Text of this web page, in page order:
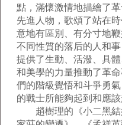
點，滿懷激情地描繪了
先進人物，歌頌了站在
意地有區別、有分寸地
不同性質的落后的人和
提供了生動、活潑、具
和美學的力量推動了革
們的階級覺悟和斗爭勇
的戰士所能夠起到和應該
趙樹理的《小二黑結